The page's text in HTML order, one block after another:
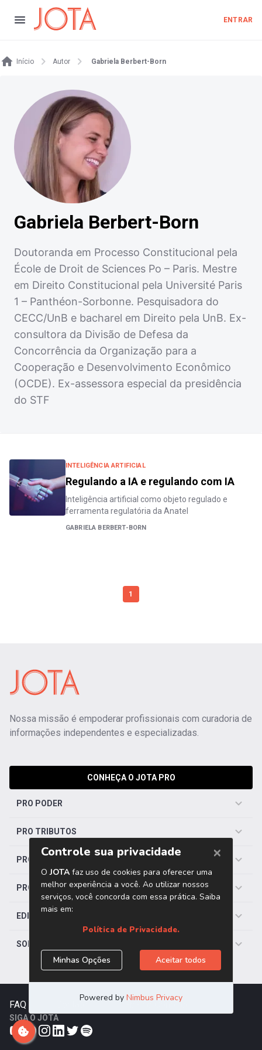
ENTRAR
Início Autor Gabriela Berbert-Born
Gabriela Berbert-Born
Doutoranda em Processo Constitucional pela
École de Droit de Sciences Po – Paris. Mestre
em Direito Constitucional pela Université Paris
1 – Panthéon-Sorbonne. Pesquisadora do
CECC/UnB e bacharel em Direito pela UnB. Ex-
consultora da Divisão de Defesa da
Concorrência da Organização para a
Cooperação e Desenvolvimento Econômico
(OCDE). Ex-assessora especial da presidência
do STF
INTELIGÊNCIA ARTIFICIAL
Regulando a IA e regulando com IA
Inteligência artificial como objeto regulado e
ferramenta regulatória da Anatel
GABRIELA BERBERT-BORN
1
Nossa missão é empoderar profissionais com curadoria de
informações independentes e especializadas.
CONHEÇA O JOTA PRO
PRO PODER
PRO TRIBUTOS
PRO TRABALHISTA
PRO SAÚDE
EDITORIAS
SOBRE O JOTA
FAQ Trabalhe Conosco
SIGA O JOTA